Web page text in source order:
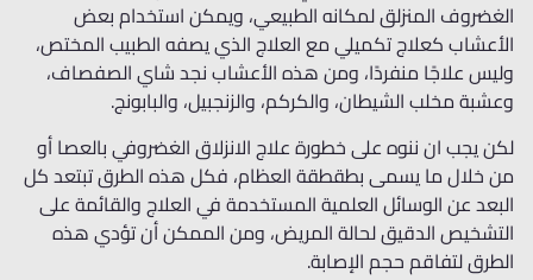
الغضروف المنزلق لمكانه الطبيعي، ويمكن استخدام بعض
الأعشاب كعلاج تكميلي مع العلاج الذي يصفه الطبيب المختص،
وليس علاجًا منفردًا، ومن هذه الأعشاب نجد شاي الصفصاف،
وعشبة مخلب الشيطان، والكركم، والزنجبيل، والبابونج.
لكن يجب ان ننوه على خطورة علاج الانزلاق الغضروفي بالعصا أو
من خلال ما يسمى بطقطقة العظام، فكل هذه الطرق تبتعد كل
البعد عن الوسائل العلمية المستخدمة في العلاج والقائمة على
التشخيص الدقيق لحالة المريض، ومن الممكن أن تؤدي هذه
الطرق لتفاقم حجم الإصابة.